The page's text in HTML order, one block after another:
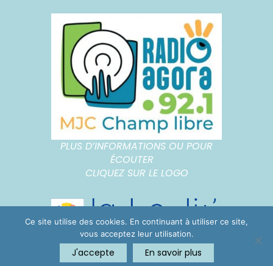
PLUS D’INFORMATIONS OU POUR
ÉCOUTER
CLIQUEZ SUR LE LOGO
Ce site utilise des cookies. En continuant à utiliser ce site,
vous acceptez leur utilisation.
J'accepte En savoir plus